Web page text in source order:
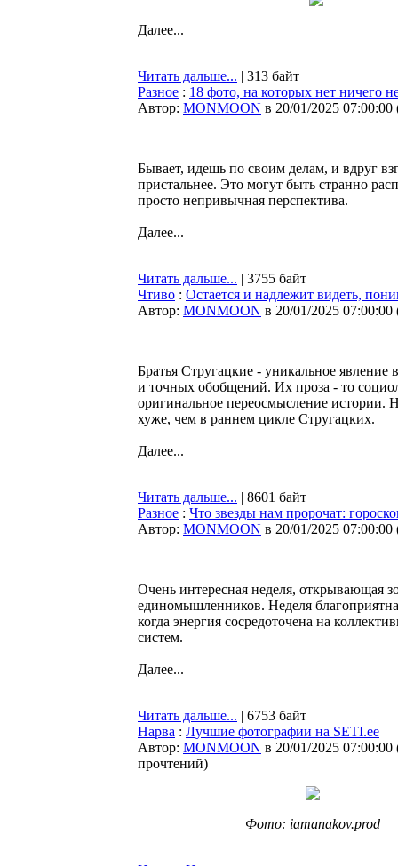
Далее...
Читать дальше... | 313 байт
Разное : 18 фото, на которых нет ничего
Автор: MONMOON в 20/01/2025 07:00:00
Бывает, идешь по своим делам, и вдруг
пристальнее. Это могут быть странно
просто непривычная перспектива.
Далее...
Читать дальше... | 3755 байт
Чтиво : Остается и надлежит видеть,
Автор: MONMOON в 20/01/2025 07:00:00
Братья Стругацкие - уникальное
и точных обобщений. Их проза - то
оригинальное переосмысление истории.
хуже, чем в раннем цикле Стругацких.
Далее...
Читать дальше... | 8601 байт
Разное : Что звезды нам пророчат:
Автор: MONMOON в 20/01/2025 07:00:00
Очень интересная неделя, открывающая
единомышленников. Неделя
когда энергия сосредоточена на
систем.
Далее...
Читать дальше... | 6753 байт
Нарва : Лучшие фотографии на SETI.ee
Автор: MONMOON в 20/01/2025 07:00:00
прочтений)
Фото: iamanakov.prod